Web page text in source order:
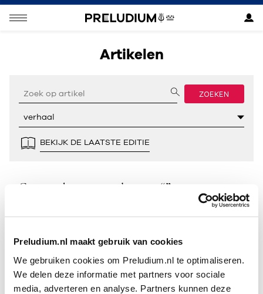
Preludium.nl maakt gebruik van cookies
We gebruiken cookies om Preludium.nl te optimaliseren.
We delen deze informatie met partners voor sociale
media, adverteren en analyse. Partners kunnen deze
Artikelen
ZOEKEN
BEKIJK DE LAATSTE EDITIE
Geen resultaten gevonden voor “”.